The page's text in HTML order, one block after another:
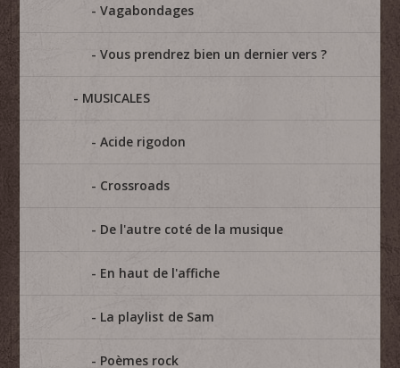
Vagabondages
Vous prendrez bien un dernier vers ?
MUSICALES
Acide rigodon
Crossroads
De l'autre coté de la musique
En haut de l'affiche
La playlist de Sam
Poèmes rock